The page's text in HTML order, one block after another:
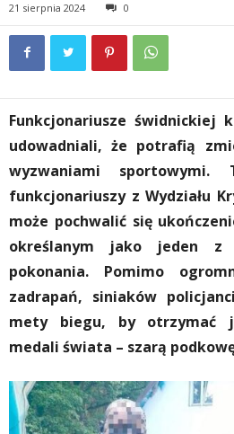
21 sierpnia 2024 0
Funkcjonariusze świdnickiej
udowadniali, że potrafią
wyzwaniami
funkcjonariuszy z Wydziału
może pochwalić się
określanym jako jeden z
pokonania. Pomimo
zadrapań, siniaków
mety biegu, by otrzymać
medali świata – szarą